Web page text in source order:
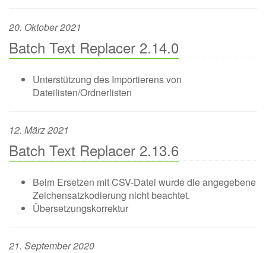
20. Oktober 2021
Batch Text Replacer 2.14.0
Unterstützung des Importierens von
Dateilisten/Ordnerlisten
12. März 2021
Batch Text Replacer 2.13.6
Beim Ersetzen mit CSV-Datei wurde die angegebene
Zeichensatzkodierung nicht beachtet.
Übersetzungskorrektur
21. September 2020